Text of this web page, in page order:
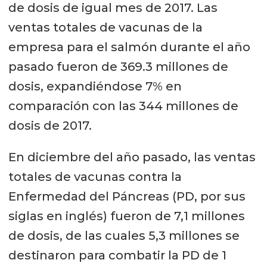
de dosis de igual mes de 2017. Las
ventas totales de vacunas de la
empresa para el salmón durante el año
pasado fueron de 369.3 millones de
dosis, expandiéndose 7% en
comparación con las 344 millones de
dosis de 2017.
En diciembre del año pasado, las ventas
totales de vacunas contra la
Enfermedad del Páncreas (PD, por sus
siglas en inglés) fueron de 7,1 millones
de dosis, de las cuales 5,3 millones se
destinaron para combatir la PD de 1